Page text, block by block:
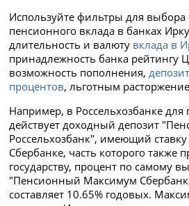
Используйте фильтры для
пенсионного вклада в банках
длительность и валюту вклада в
принадлежность банка рейтингу
возможность пополнения,
процентов, льготным
Например, в Россельхозбанке для
действует доходный депозит
Россельхозбанк", имеющий ставку
Сбербанке, часть которого также
государству, процент по самому
"Пенсионный Максимум
составляет 10.65% годовых.